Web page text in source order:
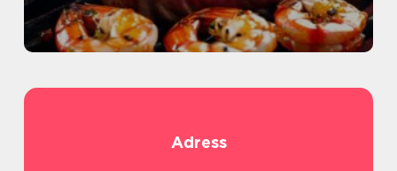
Adress